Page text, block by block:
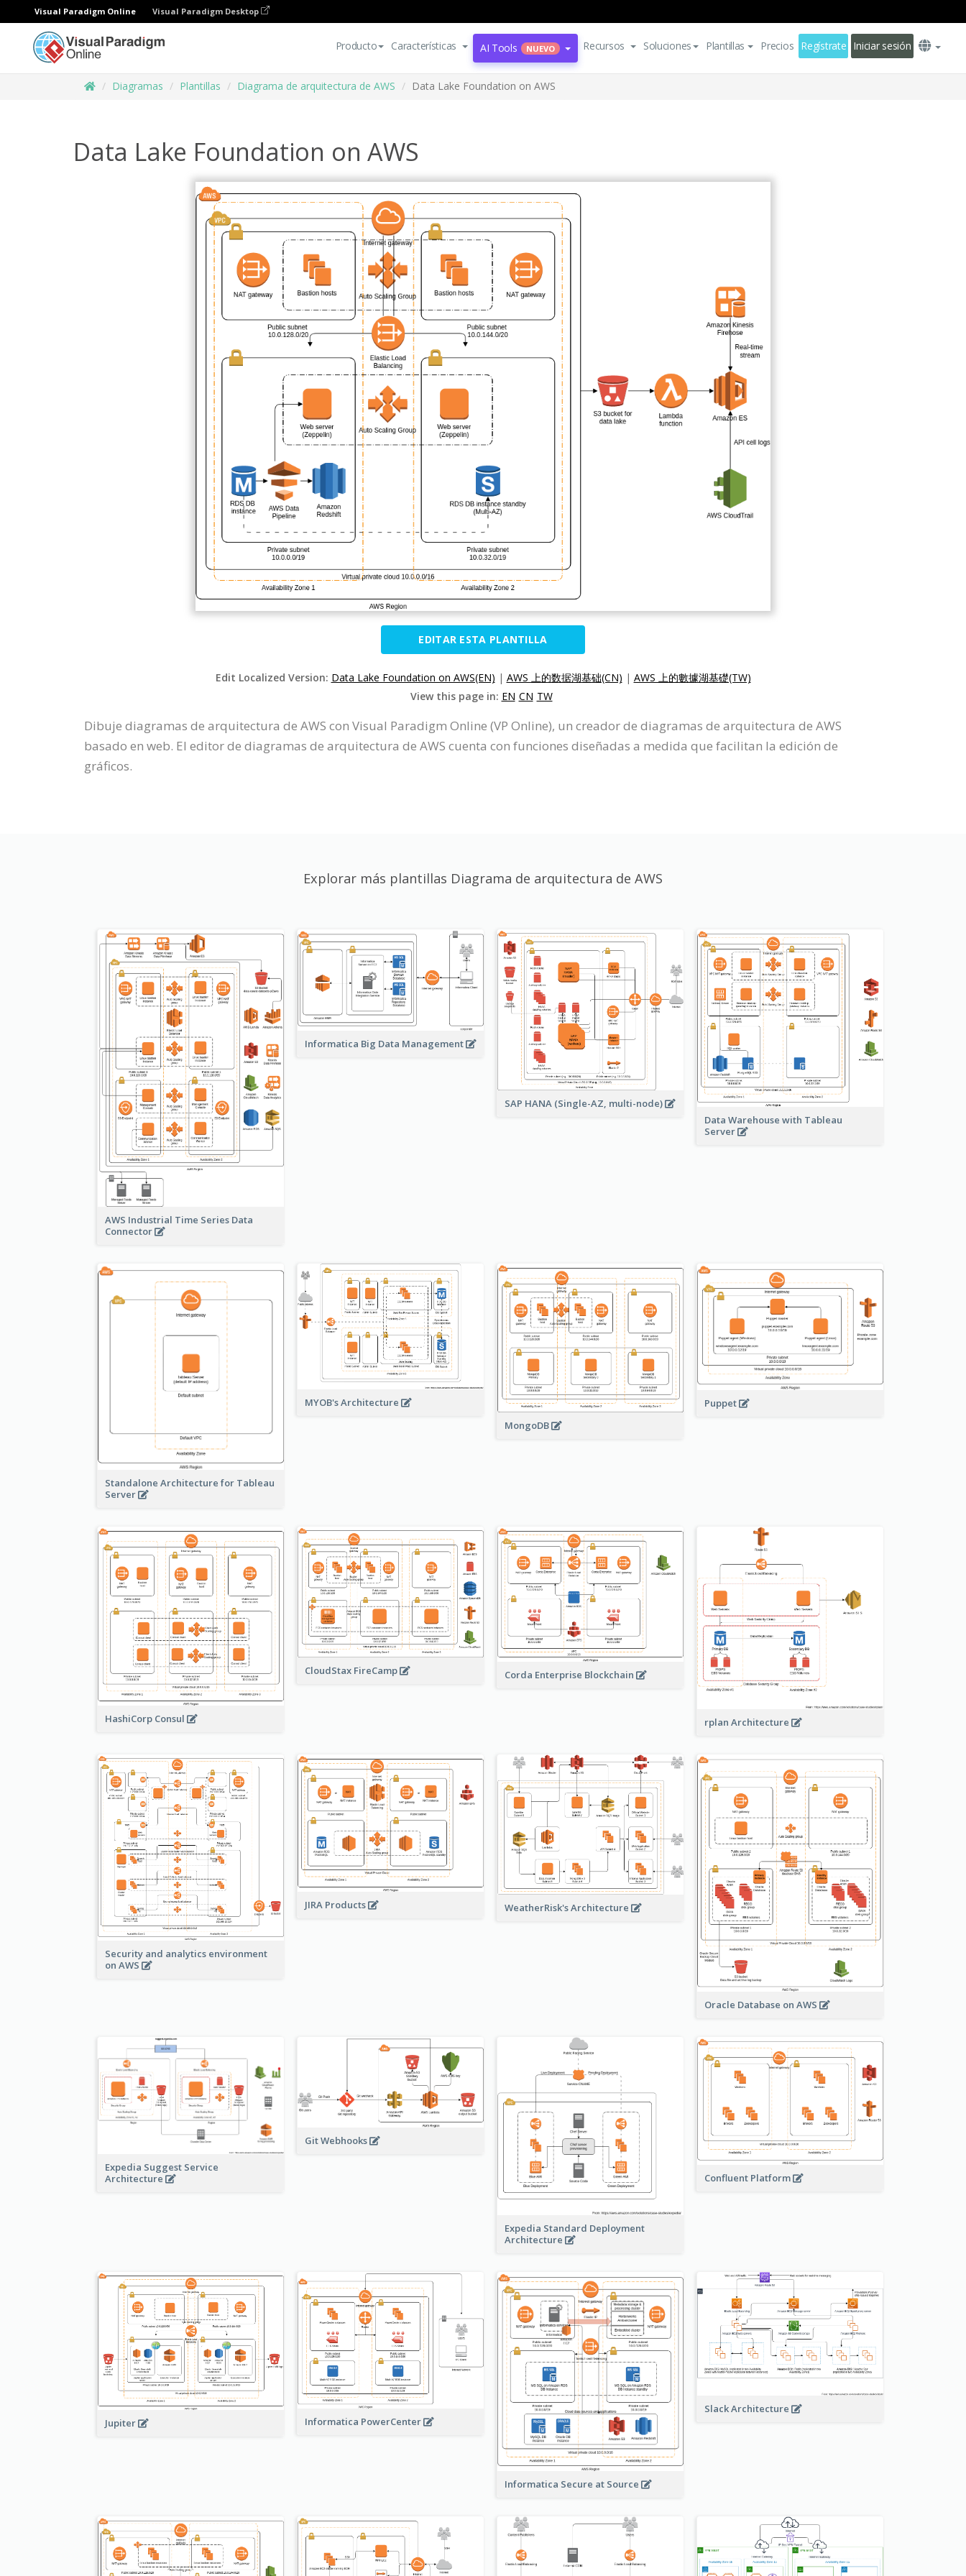
Visual Paradigm Online Visual Paradigm Desktop
Producto Características AI Tools NUEVO Recursos Soluciones Plantillas Precios Regístrate Iniciar sesión
Diagramas Plantillas Diagrama de arquitectura de AWS Data Lake Foundation on AWS
Data Lake Foundation on AWS
EDITAR ESTA PLANTILLA
Edit Localized Version: Data Lake Foundation on AWS(EN) | AWS 上的数据湖基础(CN) | AWS 上的數據湖基礎(TW)
View this page in: EN CN TW
Dibuje diagramas de arquitectura de AWS con Visual Paradigm Online (VP Online), un creador de diagramas de arquitectura de AWS
basado en web. El editor de diagramas de arquitectura de AWS cuenta con funciones diseñadas a medida que facilitan la edición de
gráficos.
Explorar más plantillas Diagrama de arquitectura de AWS
AWS Industrial Time Series Data
Connector
Informatica Big Data Management
SAP HANA (Single-AZ, multi-node)
Data Warehouse with Tableau
Server
Standalone Architecture for Tableau
Server
MYOB's Architecture
MongoDB
Puppet
HashiCorp Consul
CloudStax FireCamp Corda Enterprise Blockchain
rplan Architecture
Security and analytics environment
on AWS
JIRA Products WeatherRisk's Architecture
Oracle Database on AWS
Expedia Suggest Service
Architecture
Git Webhooks
Expedia Standard Deployment
Architecture
Confluent Platform
Jupiter Informatica PowerCenter
Informatica Secure at Source
Slack Architecture